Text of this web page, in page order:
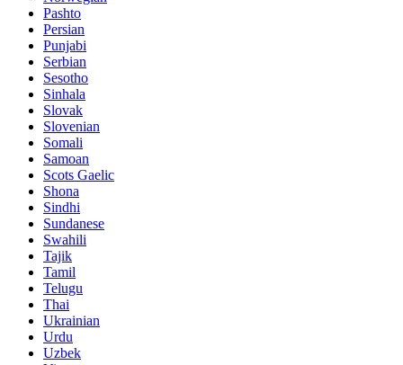
Pashto
Persian
Punjabi
Serbian
Sesotho
Sinhala
Slovak
Slovenian
Somali
Samoan
Scots Gaelic
Shona
Sindhi
Sundanese
Swahili
Tajik
Tamil
Telugu
Thai
Ukrainian
Urdu
Uzbek